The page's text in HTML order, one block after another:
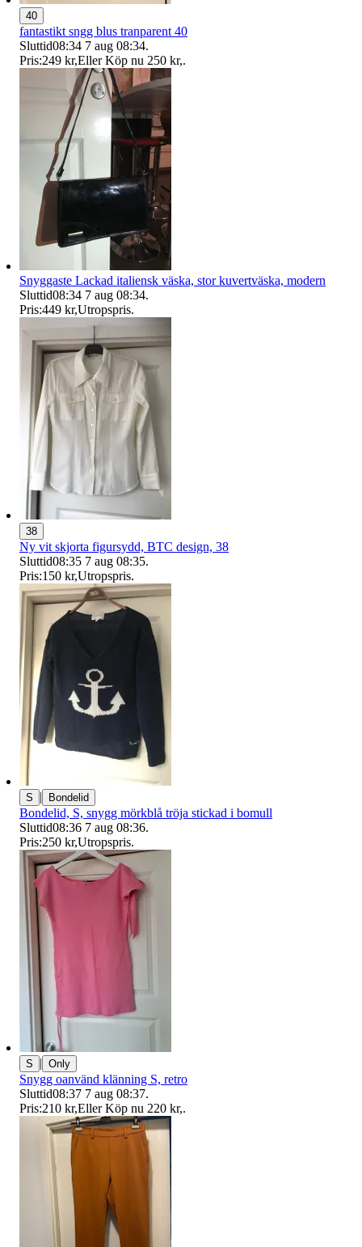
40
fantastikt sngg blus tranparent 40
Sluttid08:34 7 aug 08:34.
Pris:249 kr,Eller Köp nu 250 kr,.
Snyggaste Lackad italiensk väska, stor kuvertväska, modern
Sluttid08:34 7 aug 08:34.
Pris:449 kr,Utropspris.
38
Ny vit skjorta figursydd, BTC design, 38
Sluttid08:35 7 aug 08:35.
Pris:150 kr,Utropspris.
S | Bondelid
Bondelid, S, snygg mörkblå tröja stickad i bomull
Sluttid08:36 7 aug 08:36.
Pris:250 kr,Utropspris.
S | Only
Snygg oanvänd klänning S, retro
Sluttid08:37 7 aug 08:37.
Pris:210 kr,Eller Köp nu 220 kr,.